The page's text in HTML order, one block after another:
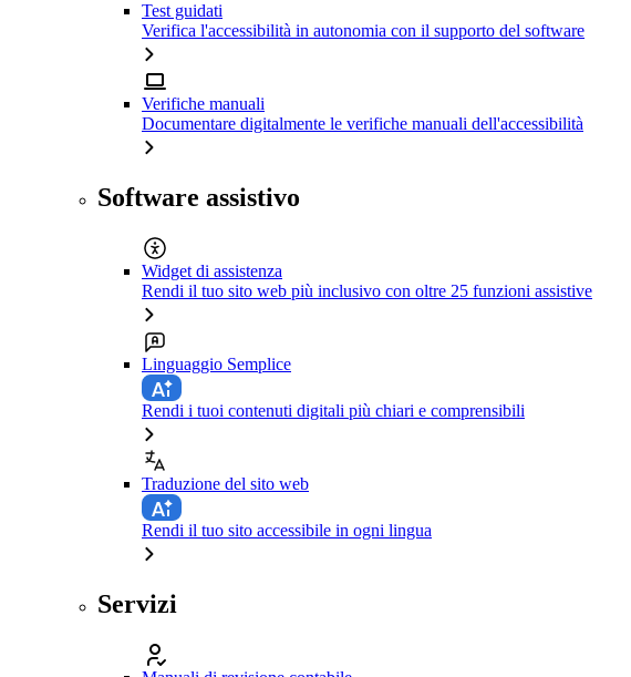
Test guidati
Verifica l'accessibilità in autonomia con il supporto del software
Verifiche manuali
Documentare digitalmente le verifiche manuali dell'accessibilità
Software assistivo
Widget di assistenza
Rendi il tuo sito web più inclusivo con oltre 25 funzioni assistive
Linguaggio Semplice
Rendi i tuoi contenuti digitali più chiari e comprensibili
Traduzione del sito web
Rendi il tuo sito accessibile in ogni lingua
Servizi